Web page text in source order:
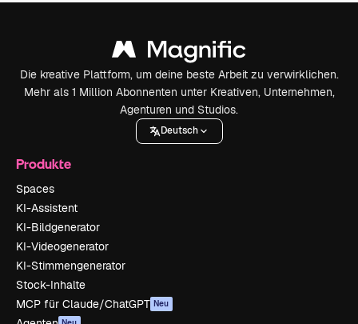
Die kreative Plattform, um deine beste Arbeit zu verwirklichen.
Mehr als 1 Million Abonnenten unter Kreativen, Unternehmen,
Agenturen und Studios.
Deutsch
Produkte
Spaces
KI-Assistent
KI-Bildgenerator
KI-Videogenerator
KI-Stimmengenerator
Stock-Inhalte
MCP für Claude/ChatGPT Neu